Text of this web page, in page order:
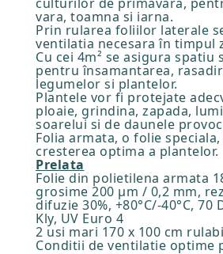
vara, toamna si iarna.
Prin rularea foliilor laterale
ventilatia necesara în timpul
Cu cei 4m² se asigura spatiu
pentru însamantarea,
legumelor si plantelor.
Plantele vor fi protejate
ploaie, grindina, zapada,
soarelui si de daunele
Folia armata, o folie
cresterea optima a plantelor.
Prelata
Folie din polietilena armata
grosime 200 µm / 0,2 mm,
difuzie 30%, +80°C/-40°C, 70
Kly, UV Euro 4
2 usi mari 170 x 100 cm
Conditii de ventilatie optime